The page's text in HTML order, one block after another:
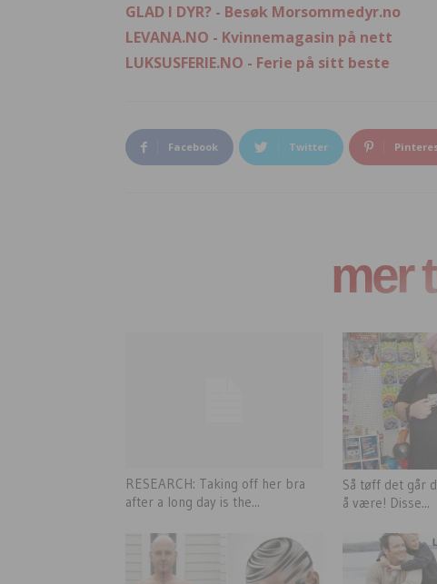
GLAD I DYR? - Besøk Morsommedyr.no
LEVANA.NO - Kvinnemagasin på nett
LUKSUSFERIE.NO - Ferie på sitt beste
Facebook Twitter
mer
RESEARCH: Taking off her bra
after a long day is the...
Så tøff det går
å være! Disse...